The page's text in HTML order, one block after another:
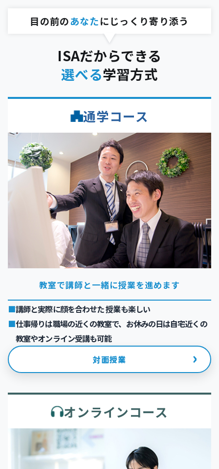
目の前のあなたにじっくり寄り添う
ISAだからできる
選べる学習方式
通学コース
教室で講師と一緒に授業を進めます
講師と実際に顔を合わせた 授業も楽しい
仕事帰りは職場の近くの教室で、お休みの日は自宅近くの
教室やオンライン受講も可能
対面授業
›
オンラインコース